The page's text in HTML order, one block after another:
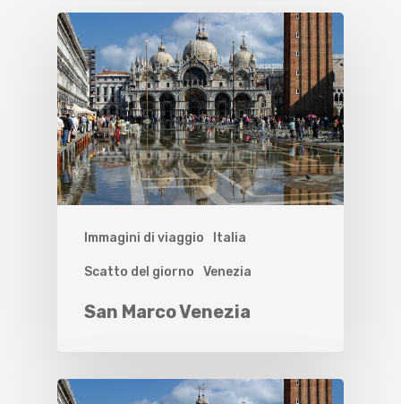
Immagini di viaggio Italia
Scatto del giorno Venezia
San Marco Venezia